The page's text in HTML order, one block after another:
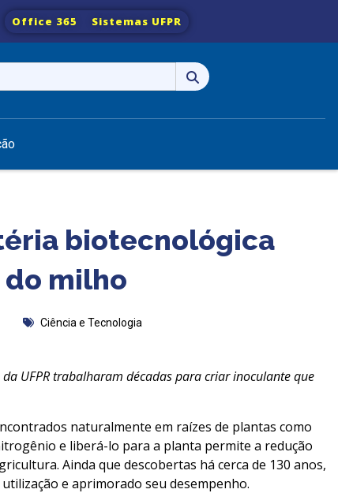
Office 365 Sistemas UFPR
biotecnológica
milho
Ciência e Tecnologia
da UFPR trabalharam décadas para criar inoculante que
naturalmente em raízes de plantas como
e liberá-lo para a planta permite a redução
Ainda que descobertas há cerca de 130 anos,
e aprimorado seu desempenho.